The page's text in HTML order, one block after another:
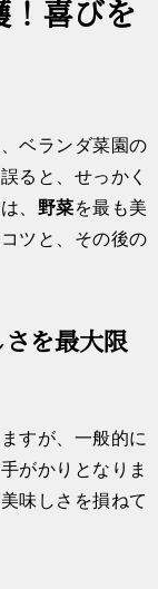
！喜びを
ベランダ菜園の
ると、せっかく
、 野菜を最も美
ツと、その後の
を最大限
すが、一般的に
がかりとなりま
味しさを損ねて